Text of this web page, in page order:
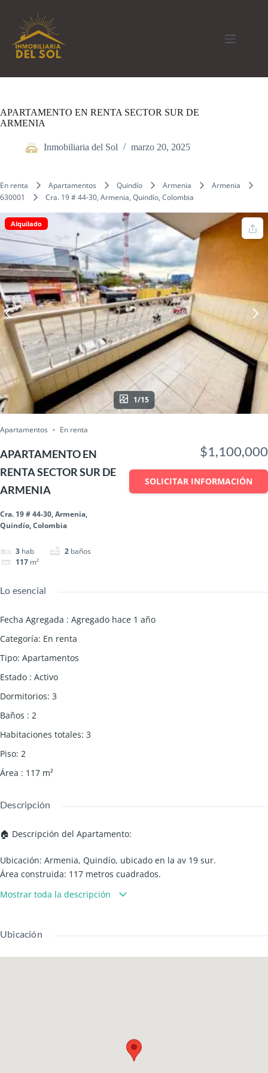
contenido
APARTAMENTO EN RENTA SECTOR SUR DE
ARMENIA
Inmobiliaria del Sol marzo 20, 2025
En renta Apartamentos Quindío Armenia
Armenia
630001
Cra. 19 # 44-30, Armenia, Quindío, Colombia
Alquilado
1/15
Apartamentos En renta
APARTAMENTO EN
RENTA SECTOR SUR DE
ARMENIA
Cra. 19 # 44-30, Armenia,
Quindío, Colombia
3 hab 2 baños
117 m²
$1,100,000
SOLICITAR INFORMACIÓN
Lo esencial
Fecha Agregada : Agregado hace 1 año
Categoría: En renta
Tipo: Apartamentos
Estado : Activo
Dormitorios: 3
Baños : 2
Habitaciones totales: 3
Piso: 2
Área : 117 m²
Descripción
🏠 Descripción del Apartamento:
Ubicación: Armenia, Quindío, ubicado en la av 19 sur.
Área construida: 117 metros cuadrados.
Número de baños: 2
Sala/comedor: Integrado.
Parqueadero: No.
Mostrar toda la descripción
Ubicación